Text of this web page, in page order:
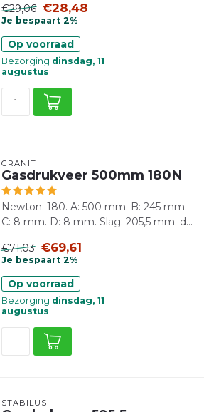
€29,06 €28,48
Je bespaart 2%
Op voorraad
Bezorging dinsdag, 11
augustus
GRANIT
Gasdrukveer 500mm 180N
Newton: 180. A: 500 mm. B: 245 mm.
C: 8 mm. D: 8 mm. Slag: 205,5 mm. d...
€71,03 €69,61
Je bespaart 2%
Op voorraad
Bezorging dinsdag, 11
augustus
STABILUS